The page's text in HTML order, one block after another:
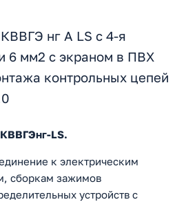
нг А LS с 4-я
6 мм2 с экраном в ПВХ
контрольных цепей
LS.
к электрическим
сборкам зажимов
устройств с